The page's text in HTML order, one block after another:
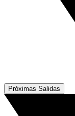
Próximas Salidas